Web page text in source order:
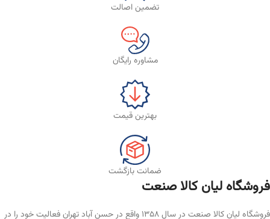
تضمین اصالت
مشاوره رایگان
بهترین قیمت
ضمانت بازگشت
فروشگاه لیان‌ کالا صنعت
فروشگاه لیان کالا صنعت در سال ۱۳۵۸ واقع در حسن آباد تهران فعالیت خود را در